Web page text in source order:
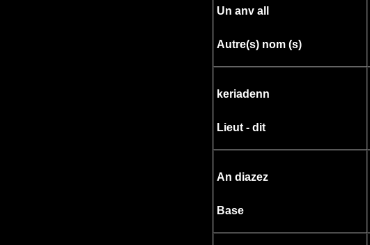
Un anv all
Autre(s) nom (s)
keriadenn
Lieut - dit
An diazez
Base